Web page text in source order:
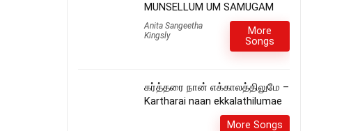
MUNSELLUM UM SAMUGAM
Anita Sangeetha
Kingsly
More
Songs
கர்த்தரை நான் எக்காலத்திலுமே –
Kartharai naan ekkalathilumae
More Songs